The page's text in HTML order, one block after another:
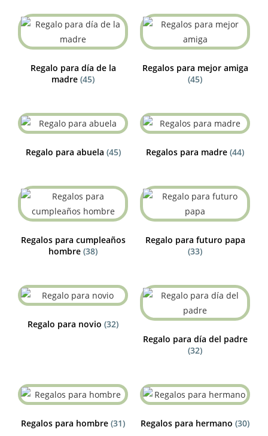
Regalo para día de la
madre (45)
Regalos para mejor amiga
(45)
Regalo para abuela (45) Regalos para madre (44)
Regalos para cumpleaños
hombre (38)
Regalo para futuro papa
(33)
Regalo para novio (32)
Regalo para día del padre
(32)
Regalos para hombre (31) Regalos para hermano (30)